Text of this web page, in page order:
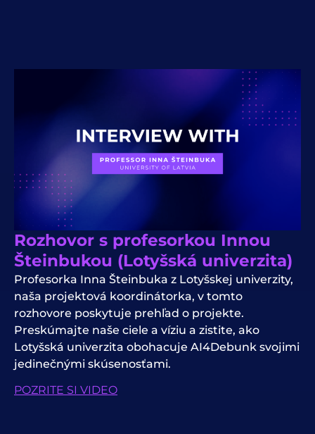
Rozhovor s profesorkou Innou
Šteinbukou (Lotyšská univerzita)
Profesorka Inna Šteinbuka z Lotyšskej univerzity,
naša projektová koordinátorka, v tomto
rozhovore poskytuje prehľad o projekte.
Preskúmajte naše ciele a víziu a zistite, ako
Lotyšská univerzita obohacuje AI4Debunk svojimi
jedinečnými skúsenosťami.
POZRITE SI VIDEO